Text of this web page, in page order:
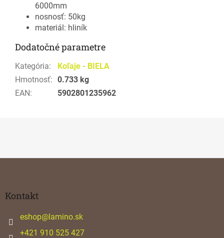
6000mm
nosnosť: 50kg
materiál: hliník
Dodatočné parametre
Kategória:
Koľaje - BIELA
Hmotnosť: 0.733 kg
EAN: 5902801235962
Kontakt
eshop@lamino.sk
+421 910 525 427